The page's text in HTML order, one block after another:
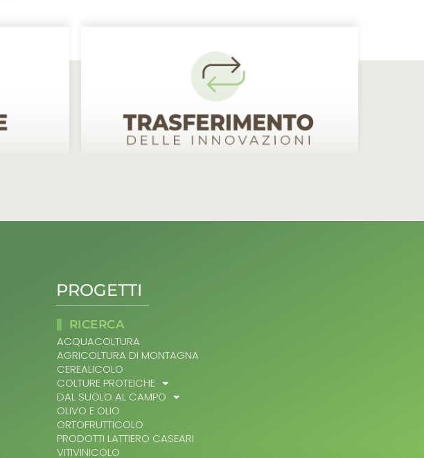
PROGETTI
RICERCA
ACQUACOLTURA
AGRICOLTURA DI MONTAGNA
CEREALICOLO
COLTURE PROTEICHE
DAL SUOLO AL CAMPO
OLIVO E OLIO
ORTOFRUTTICOLO
PRODOTTI LATTIERO CASEARI
VITIVINICOLO